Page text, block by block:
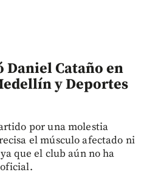
Daniel Cataño en
y Deportes
por una molestia
el músculo afectado ni
que el club aún no ha